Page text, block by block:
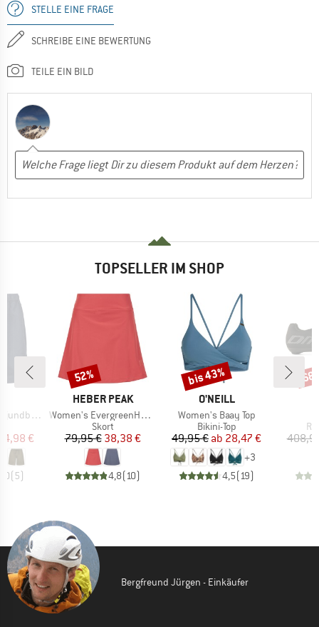
STELLE EINE FRAGE
SCHREIBE EINE BEWERTUNG
TEILE EIN BILD
TOPSELLER IM SHOP
Shorts
Preis
€
(5)
MARKE
HEBER PEAK
Artikel
Women's EvergreenHe. Skort
Produktgruppe
Skort
Preis
79,95 €reduzierter Preis
38,38 €
4,8(10)
Rabatt
52%
MARKE
O'NEILL
Artikel
Women's Baay Top
Produktgruppe
Bikini-Top
Preis
49,95 € reduzierter Preis
ab 28,47 €
+3
4,5(19)
Rabatt
bis 43%
Bergfreund Jürgen - Einkäufer